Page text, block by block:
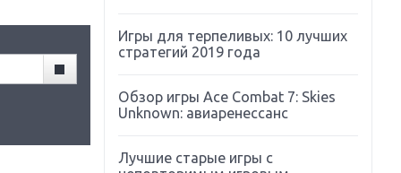
Игры для терпеливых: 10 лучших
стратегий 2019 года
Обзор игры Ace Combat 7: Skies
Unknown: авиаренессанс
Лучшие старые игры с